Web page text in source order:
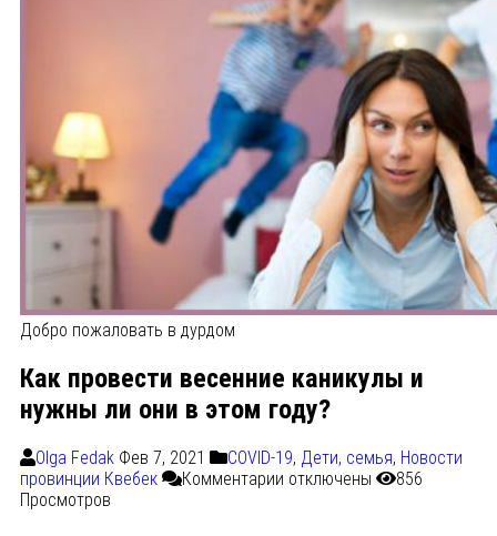
Добро пожаловать в дурдом
Как провести весенние каникулы и
нужны ли они в этом году?
Olga Fedak Фев 7, 2021 COVID-19, Дети, семья, Новости
провинции Квебек
Комментарии отключены
856
Просмотров